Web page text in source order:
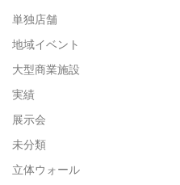
単独店舗
地域イベント
大型商業施設
実績
展示会
未分類
立体ウォール